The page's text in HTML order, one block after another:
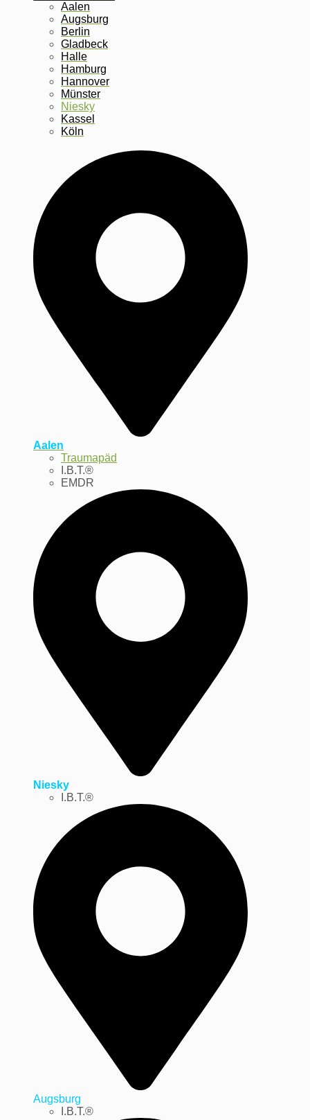
Aalen
Augsburg
Berlin
Gladbeck
Halle
Hamburg
Hannover
Münster
Niesky
Kassel
Köln
Aalen
Traumapäd
I.B.T.®
EMDR
Niesky
I.B.T.®
Augsburg
I.B.T.®